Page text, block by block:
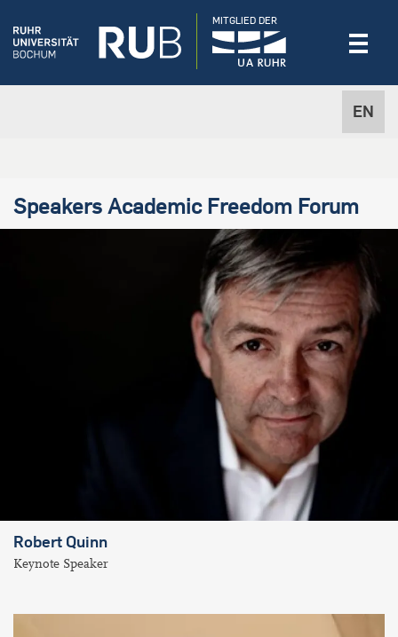
EN
MITGLIED DER
Speakers Academic Freedom Forum
Robert Quinn
Keynote Speaker